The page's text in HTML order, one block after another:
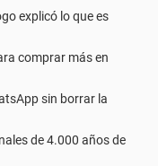
explicó lo que es
comprar más en
sin borrar la
de 4.000 años de